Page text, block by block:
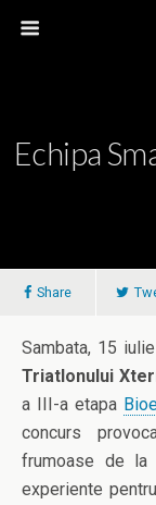
Echipa
Share
Sambata, 15
Triatlonului
a III-a etapa
concurs
frumoase de
experiente